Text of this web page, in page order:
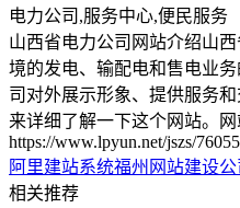
电力公司,服务中心,便民服务
山西省电力公司网站介绍山
境的发电、输配电和售电业
司对外展示形象、提供服务
来详细了解一下这个网站。
https://www.lpyun.net/jszs/
阿里建站系统福州网站建设公
相关推荐